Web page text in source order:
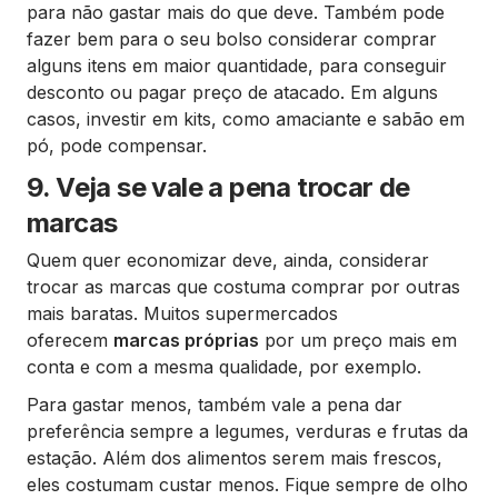
para não gastar mais do que deve. Também pode
fazer bem para o seu bolso considerar comprar
alguns itens em maior quantidade, para conseguir
desconto ou pagar preço de atacado. Em alguns
casos, investir em kits, como amaciante e sabão em
pó, pode compensar.
9. Veja se vale a pena trocar de
marcas
Quem quer economizar deve, ainda, considerar
trocar as marcas que costuma comprar por outras
mais baratas. Muitos supermercados
oferecem marcas próprias por um preço mais em
conta e com a mesma qualidade, por exemplo.
Para gastar menos, também vale a pena dar
preferência sempre a legumes, verduras e frutas da
estação. Além dos alimentos serem mais frescos,
eles costumam custar menos. Fique sempre de olho